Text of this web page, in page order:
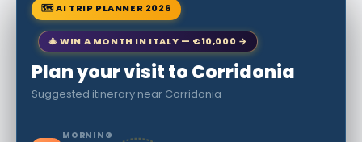
🗺 AI TRIP PLANNER 2026
🎄 WIN A MONTH IN ITALY — €10,000 →
Plan your visit to Corridonia
Suggested itinerary near Corridonia
MORNING